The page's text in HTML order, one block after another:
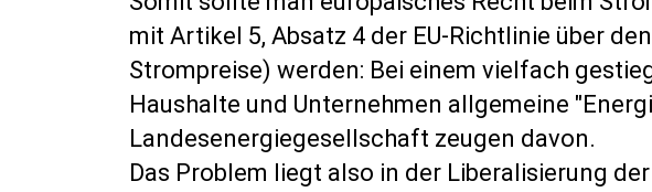
mit Artikel 5, Absatz 4 der EU-Richtlinie über
Strompreise) werden: Bei einem vielfach
Haushalte und Unternehmen allgemeine
Landesenergiegesellschaft zeugen davon.
Das Problem liegt also in der Liberalisierung